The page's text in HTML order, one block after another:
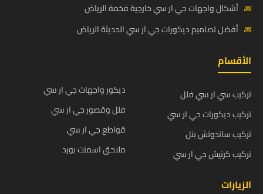
📅 أشكال واجهات جي ار سي خارجية فخمة الرياض
📅 أفضل تصاميم ديكورات جي ار سي الحديثة الرياض
الأقسام
تركيب سي ار سي فلل
تركيب ديكورات جي ار سي
تركيب ساندوتش بنل
تركيب كرنيش جي ار سي
ديكور واجهات جي ار سي
فلل وقصور جي ار سي
قواطع جي ار سي
ملاحق اسمنت بورد
الزيارات